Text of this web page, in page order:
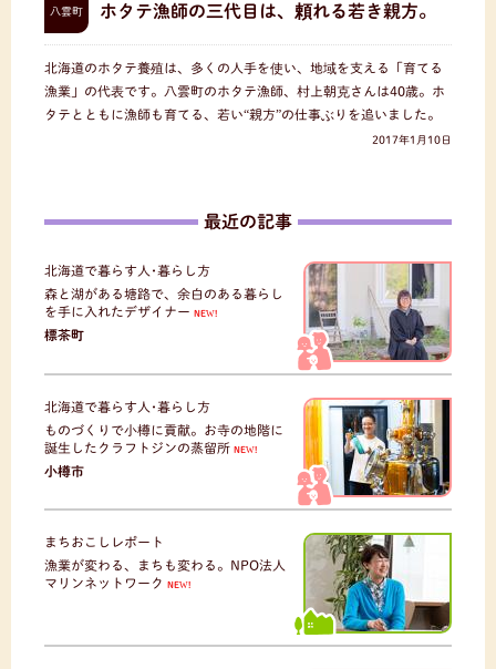
八雲町 ホタテ漁師の三代目は、頼れる若き親方。
北海道のホタテ養殖は、多くの人手を使い、地域を支える「育てる
漁業」の代表です。八雲町のホタテ漁師、村上朝克さんは40歳。ホ
タテとともに漁師も育てる、若い“親方”の仕事ぶりを追いました。
2017年1月10日
最近の記事
北海道で暮らす人･暮らし方
森と湖がある塘路で、余白のある暮らし
を手に入れたデザイナー NEW!
標茶町
北海道で暮らす人･暮らし方
ものづくりで小樽に貢献。お寺の地階に
誕生したクラフトジンの蒸留所 NEW!
小樽市
まちおこしレポート
漁業が変わる、まちも変わる。NPO法人
マリンネットワーク
NEW!